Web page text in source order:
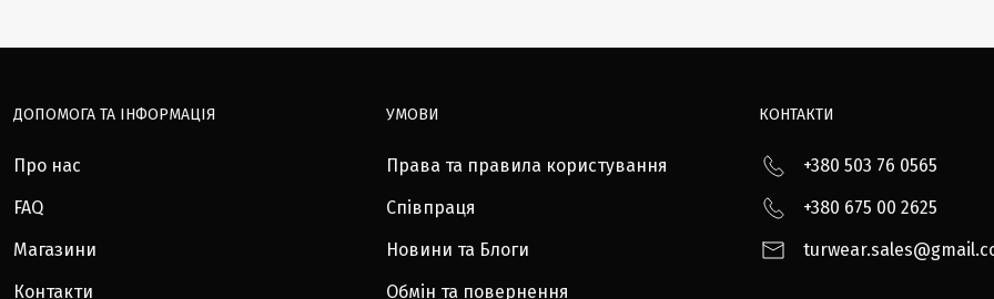
ДОПОМОГА ТА ІНФОРМАЦІЯ
Про нас
FAQ
Магазини
Контакти
УМОВИ
Права та правила користування
Співпраця
Новини та Блоги
Обмін та повернення
КОНТАКТИ
+380 503 76 0565
+380 675 00 2625